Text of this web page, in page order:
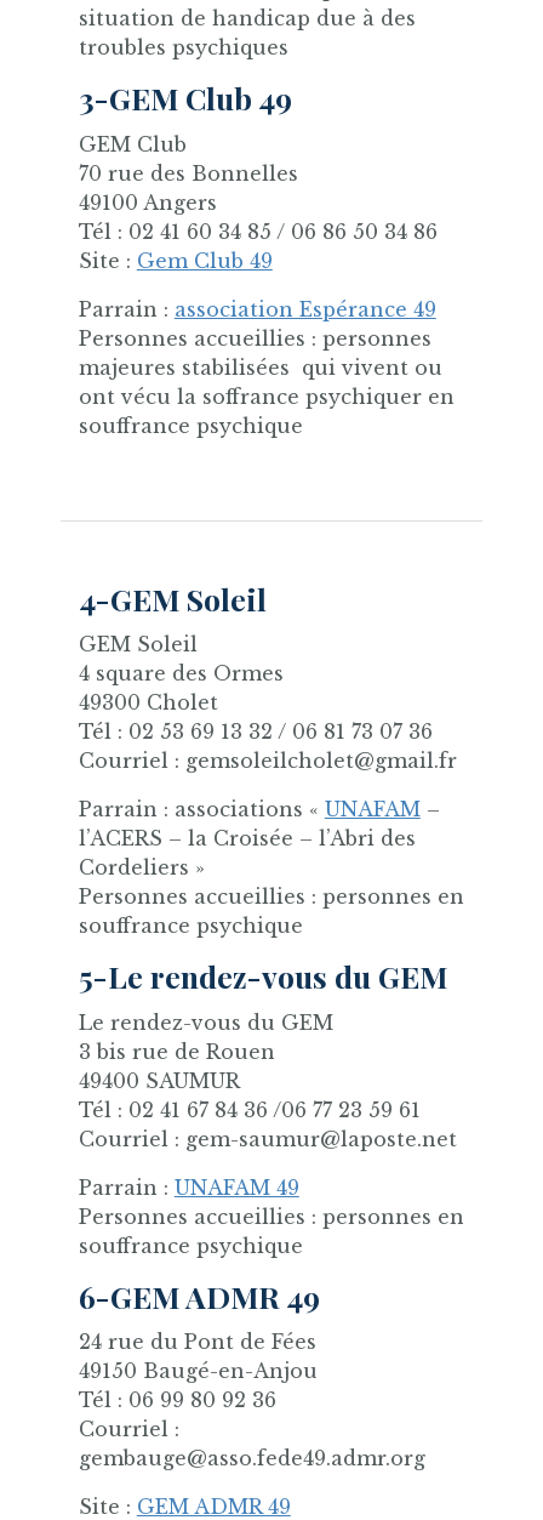
situation de handicap due à des
troubles psychiques
3-GEM Club 49
GEM Club
70 rue des Bonnelles
49100 Angers
Tél : 02 41 60 34 85 / 06 86 50 34 86
Site : Gem Club 49
Parrain : association Espérance 49
Personnes accueillies : personnes
majeures stabilisées qui vivent ou
ont vécu la soffrance psychiquer en
souffrance psychique
4-GEM Soleil
GEM Soleil
4 square des Ormes
49300 Cholet
Tél : 02 53 69 13 32 / 06 81 73 07 36
Courriel : gemsoleilcholet@gmail.fr
Parrain : associations « UNAFAM–
l’ACERS – la Croisée – l’Abri des
Cordeliers »
Personnes accueillies : personnes en
souffrance psychique
5-Le rendez-vous du GEM
Le rendez-vous du GEM
3 bis rue de Rouen
49400 SAUMUR
Tél : 02 41 67 84 36 /06 77 23 59 61
Courriel : gem-saumur@laposte.net
Parrain : UNAFAM 49
Personnes accueillies : personnes en
souffrance psychique
6-GEM ADMR 49
24 rue du Pont de Fées
49150 Baugé-en-Anjou
Tél : 06 99 80 92 36
Courriel :
gembauge@asso.fede49.admr.org
Site : GEM ADMR 49